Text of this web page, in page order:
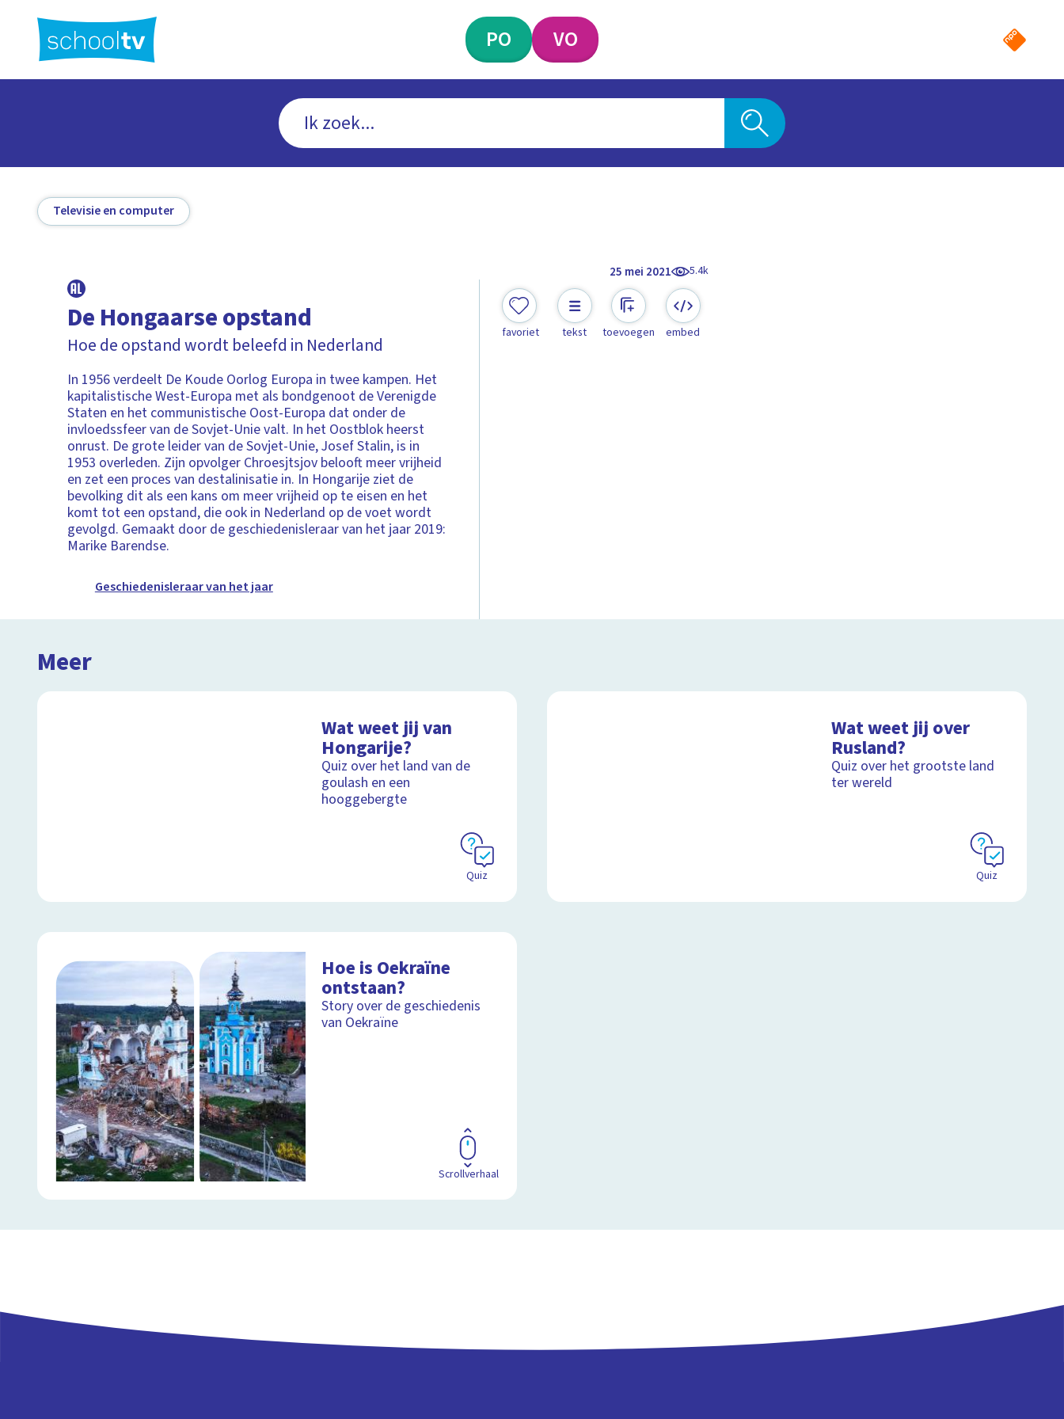
hoofdinhoud
PO VO
Televisie en computer
25 mei 2021 5.4k
De Hongaarse opstand
Hoe de opstand wordt beleefd in Nederland
In 1956 verdeelt De Koude Oorlog Europa in twee kampen. Het
kapitalistische West-Europa met als bondgenoot de Verenigde
Staten en het communistische Oost-Europa dat onder de
invloedssfeer van de Sovjet-Unie valt. In het Oostblok heerst
onrust. De grote leider van de Sovjet-Unie, Josef Stalin, is in
1953 overleden. Zijn opvolger Chroesjtsjov belooft meer vrijheid
en zet een proces van destalinisatie in. In Hongarije ziet de
bevolking dit als een kans om meer vrijheid op te eisen en het
komt tot een opstand, die ook in Nederland op de voet wordt
gevolgd. Gemaakt door de geschiedenisleraar van het jaar 2019:
Marike Barendse.
Geschiedenisleraar van het jaar
favoriet tekst toevoegen embed
Meer
Wat weet jij van
Hongarije?
Quiz over het land van de
goulash en een
hooggebergte
Quiz
Wat weet jij over
Rusland?
Quiz over het grootste land
ter wereld
Quiz
Hoe is Oekraïne
ontstaan?
Story over de geschiedenis
van Oekraïne
Scrollverhaal